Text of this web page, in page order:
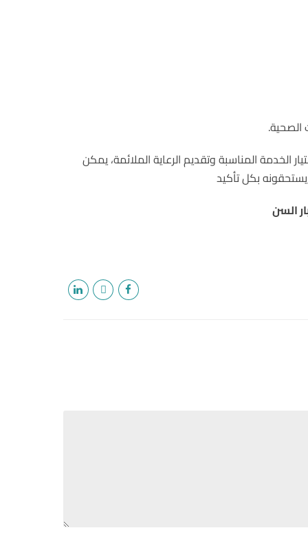
الصحية.
الخدمة المناسبة وتقديم الرعاية الملائمة، يمكن
بكل تأكيد
السن